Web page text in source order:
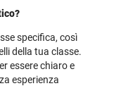
specifica, così
della tua classe.
essere chiaro e
esperienza